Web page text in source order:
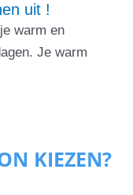
uit !
warm en
Je warm
KIEZEN?